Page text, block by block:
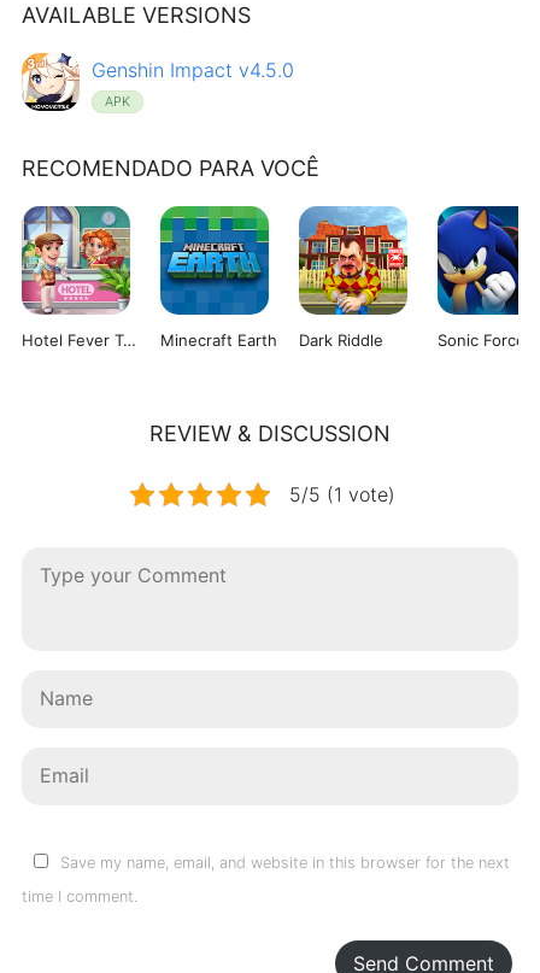
AVAILABLE VERSIONS
Genshin Impact v4.5.0
APK
RECOMENDADO PARA VOCÊ
Hotel Fever Tycoon Minecraft Earth Dark Riddle Sonic Forces
REVIEW & DISCUSSION
5/5 (1 vote)
Save my name, email, and website in this browser for the next
time I comment.
Send Comment